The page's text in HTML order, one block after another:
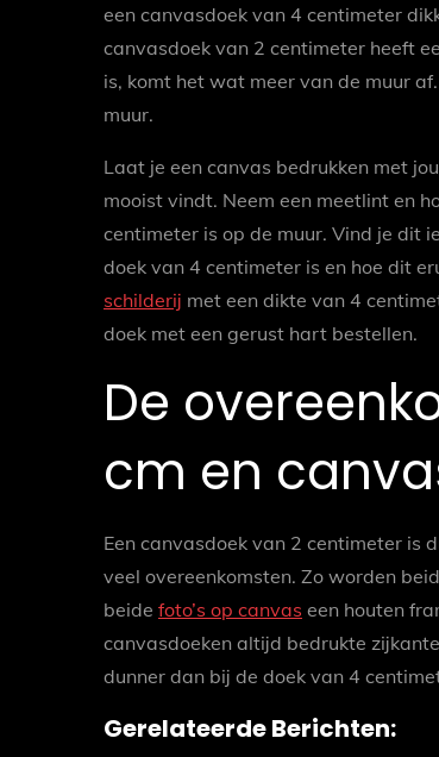
een canvasdoek van 4 centimeter
canvasdoek van 2 centimeter heeft
is, komt het wat meer van de muur
muur.
Laat je een canvas bedrukken met
mooist vindt. Neem een meetlint en
centimeter is op de muur. Vind je dit
doek van 4 centimeter is en hoe dit
schilderij met een dikte van 4
doek met een gerust hart bestellen.
De
cm en
Een canvasdoek van 2 centimeter is
veel overeenkomsten. Zo worden
beide foto’s op canvas een houten
canvasdoeken altijd bedrukte
dunner dan bij de doek van 4
Gerelateerde Berichten: